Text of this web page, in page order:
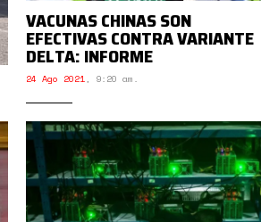
VACUNAS CHINAS SON
EFECTIVAS CONTRA VARIANTE
DELTA: INFORME
24 Ago 2021, 9:20 am.